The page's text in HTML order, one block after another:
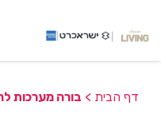
דף הבית > בורה מערכות